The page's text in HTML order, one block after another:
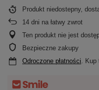
Produkt niedostepny,
14 dni na łatwy zwrot
Ten produkt nie jest
Bezpieczne zakupy
Odroczone płatności .